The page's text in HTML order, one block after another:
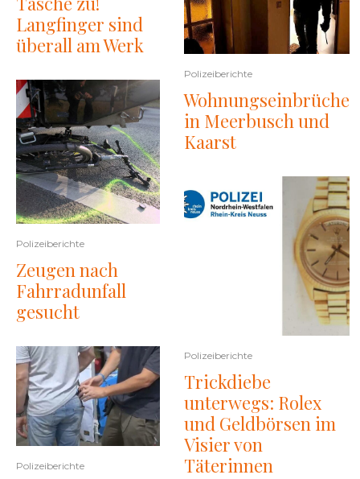
Langfinger sind
überall am Werk
Polizeiberichte
Zeugen nach
Fahrradunfall
gesucht
Polizeiberichte
Polizeiberichte
Wohnungseinbrüche
in Meerbusch und
Kaarst
Polizeiberichte
Trickdiebe
unterwegs: Rolex
und Geldbörsen im
Visier von
Täterinnen